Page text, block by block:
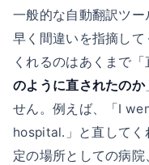
一般的な自動翻訳ツ
早く間違いを指摘し
くれるのはあくまで
のように直されたのか
せん。例えば、「I
hospital.」と直して
定の場所としての病